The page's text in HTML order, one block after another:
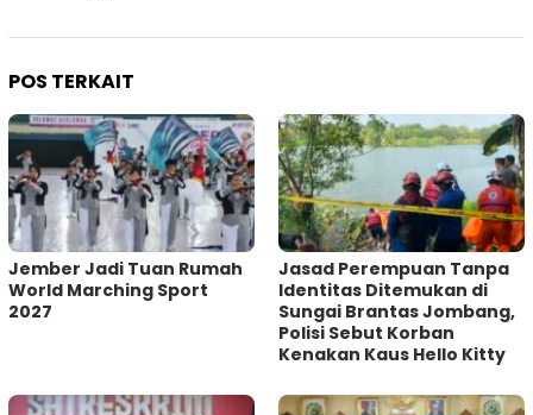
POS TERKAIT
Jember Jadi Tuan Rumah
World Marching Sport
2027
Jasad Perempuan Tanpa
Identitas Ditemukan di
Sungai Brantas Jombang,
Polisi Sebut Korban
Kenakan Kaus Hello Kitty